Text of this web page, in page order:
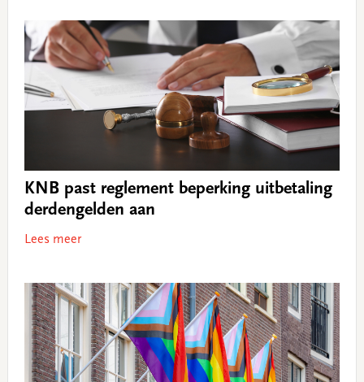
KNB past reglement beperking uitbetaling
derdengelden aan
Lees meer